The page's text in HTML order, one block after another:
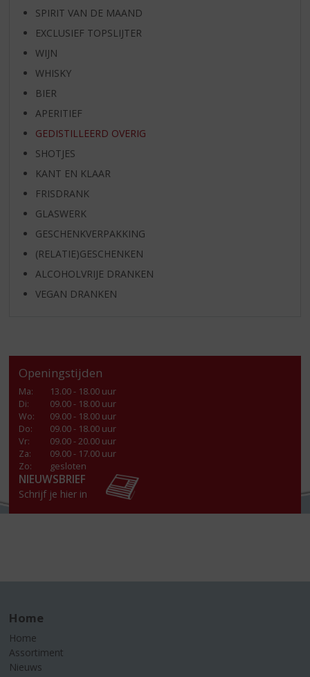
SPIRIT VAN DE MAAND
EXCLUSIEF TOPSLIJTER
WIJN
WHISKY
BIER
APERITIEF
GEDISTILLEERD OVERIG
SHOTJES
KANT EN KLAAR
FRISDRANK
GLASWERK
GESCHENKVERPAKKING
(RELATIE)GESCHENKEN
ALCOHOLVRIJE DRANKEN
VEGAN DRANKEN
Openingstijden
Ma:
13.00 - 18.00 uur
Di:
09.00 - 18.00 uur
Wo:
09.00 - 18.00 uur
Do:
09.00 - 18.00 uur
Vr:
09.00 - 20.00 uur
Za:
09.00 - 17.00 uur
Zo:
gesloten
NIEUWSBRIEF
Schrijf je hier in
Home
Home
Assortiment
Nieuws